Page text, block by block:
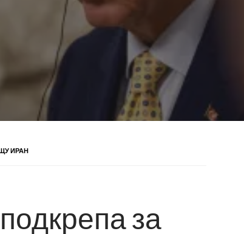
ИРАН
за